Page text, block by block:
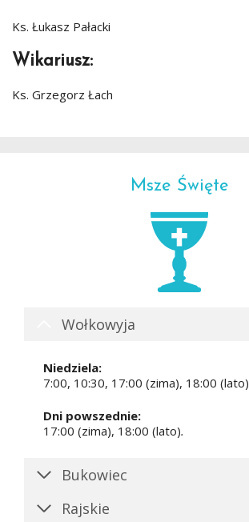
Ks. Łukasz Pałacki
Wikariusz:
Ks. Grzegorz Łach
Msze Święte
Wołkowyja
Niedziela:
7:00, 10:30, 17:00 (zima), 18:00 (lato)
Dni powszednie:
17:00 (zima), 18:00 (lato).
Bukowiec
Rajskie